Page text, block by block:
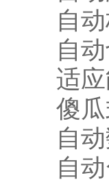
自
自
适
傻
自
自